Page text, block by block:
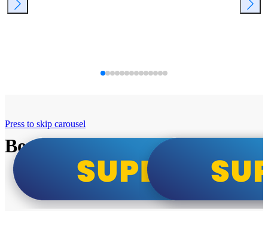
Bosch super cene
Press to skip carousel